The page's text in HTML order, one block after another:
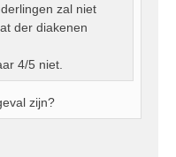
zal niet
der diakenen
4/5 niet.
zijn?